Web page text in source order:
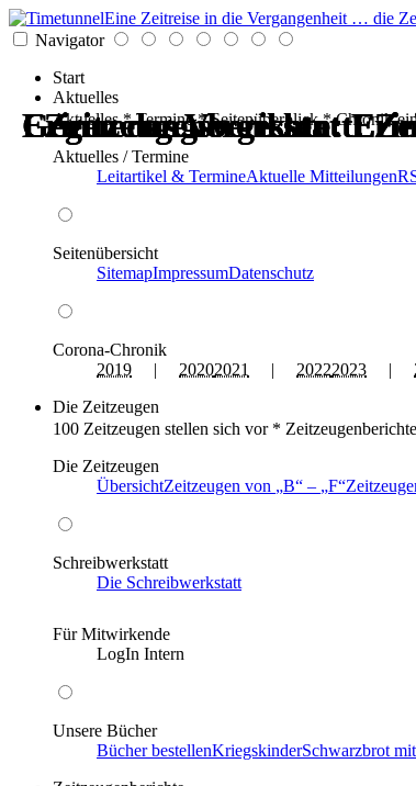
Eine Zeitreise in die Vergangenheit … die
Navigator
Start
Aktuelles
Aktuelles * Termine * Seitenüberblick * Chronik
Aktuelles / Termine
Leitartikel & TermineAktuelle Mitteilungen
Seitenübersicht
SitemapImpressumDatenschutz
Corona-Chronik
2019 | 20202021 | 20222023 |
Die Zeitzeugen
100 Zeitzeugen stellen sich vor *
Die Zeitzeugen
ÜbersichtZeitzeugen von B – F
Schreibwerkstatt
Die Schreibwerkstatt
Für Mitwirkende
LogIn Intern
Unsere Bücher
Bücher bestellenKriegskinderSchwarzbrot
Erinnerungswerkstatt:
Zeitzeugenberichte:
Gegen das Vergessen:
Erinnerungswerkstatt:
Zeitzeugenberichte:
Gegen das Vergessen: